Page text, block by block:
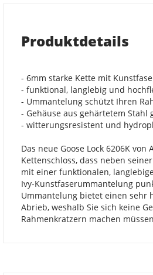
Produktdetails
- 6mm starke Kette mit
- funktional, langlebig und
- Ummantelung schützt Ihren
- Gehäuse aus gehärtetem Stahl
- witterungsresistent und
Das neue Goose Lock 6206K von
Kettenschloss, dass neben
mit einer funktionalen,
Ivy-Kunstfaserummantelung
Ummantelung bietet einen sehr
Abrieb, weshalb Sie sich keine
Rahmenkratzern machen